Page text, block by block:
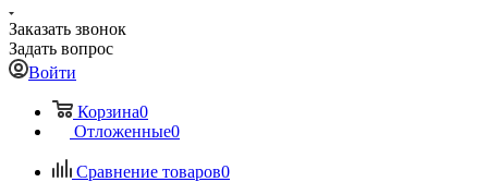
Заказать звонок
Задать вопрос
Войти
Корзина0
Отложенные0
Сравнение товаров0